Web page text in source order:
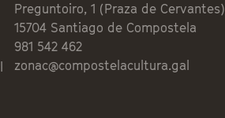
Preguntoiro, 1 (Praza de Cervantes)
15704 Santiago de Compostela
981 542 462
zonac@compostelacultura.gal